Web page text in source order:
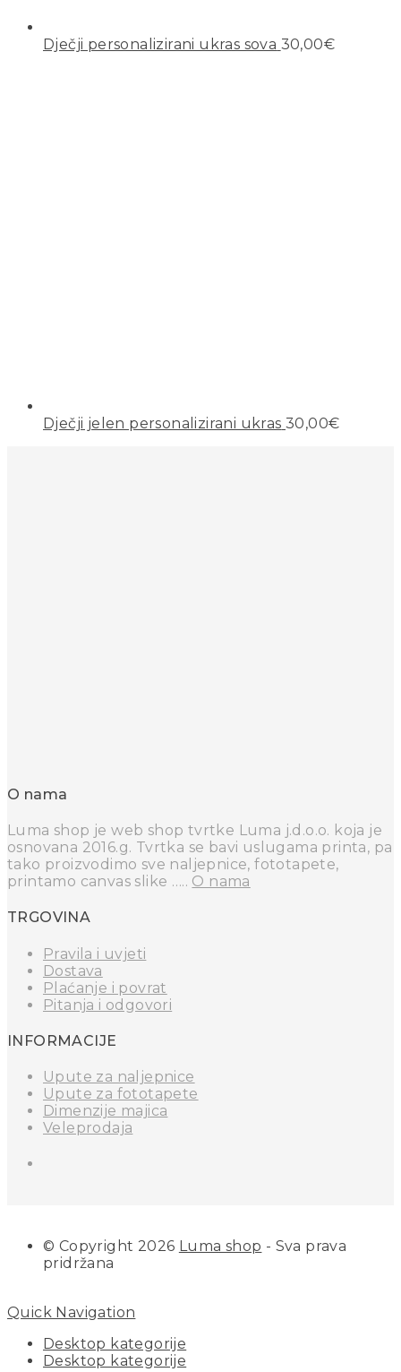
Dječji personalizirani ukras sova 30,00€
Dječji jelen personalizirani ukras 30,00€
O nama
Luma shop je web shop tvrtke Luma j.d.o.o. koja je
osnovana 2016.g. Tvrtka se bavi uslugama printa, pa
tako proizvodimo sve naljepnice, fototapete,
printamo canvas slike ….. O nama
TRGOVINA
Pravila i uvjeti
Dostava
Plaćanje i povrat
Pitanja i odgovori
INFORMACIJE
Upute za naljepnice
Upute za fototapete
Dimenzije majica
Veleprodaja
© Copyright 2026 Luma shop - Sva prava
pridržana
Quick Navigation
Desktop kategorije
Desktop kategorije